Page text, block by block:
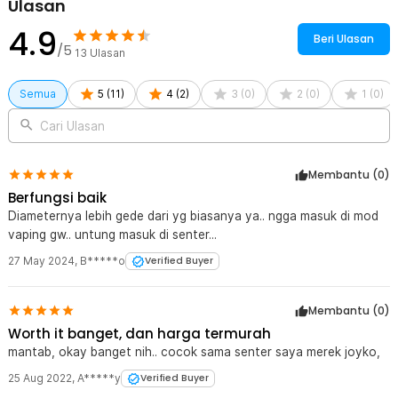
memperpanjang umur baterai.
Ideal untuk Berbagai Kebutuhan Outdoor dan Elektronik
Baterai rechargeable ini sangat cocok digunakan untuk aktivitas
tinggi, Anda tidak perlu khawatir kehabisan daya di tengah aktivitas.
Selain itu, kompatibel juga untuk penggunaan sehari-hari pada
berbagai perangkat elektronik. Baterai 18650 ini adalah pilihan
serbaguna untuk berbagai kebutuhan.
Kelengkapan Produk
Rincian yang Anda dapatkan untuk pembelian produk ini:
1 x VariCore Baterai Isi Ulang 18650 Li-Ion Button Top 3400 mAh
Ulasan
4.9/5 13 Ulasan
Beri Ulasan
Semua 5 (11 ) 4 (2) 3 (0) 2 (0) 1 (0)
Cari Ulasan
Membantu (0)
Berfungsi baik
Diameternya lebih gede dari yg biasanya ya.. ngga masuk di mod
vaping gw.. untung masuk di senter...
27 May 2024, B*****o Verified Buyer
Membantu (0)
Worth it banget, dan harga termurah
mantab, okay banget nih.. cocok sama senter saya merek joyko,
25 Aug 2022, A*****y Verified Buyer